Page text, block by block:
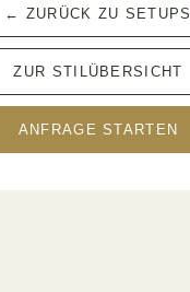
← ZURÜCK ZU SETUPS
ZUR STILÜBERSICHT
ANFRAGE STARTEN